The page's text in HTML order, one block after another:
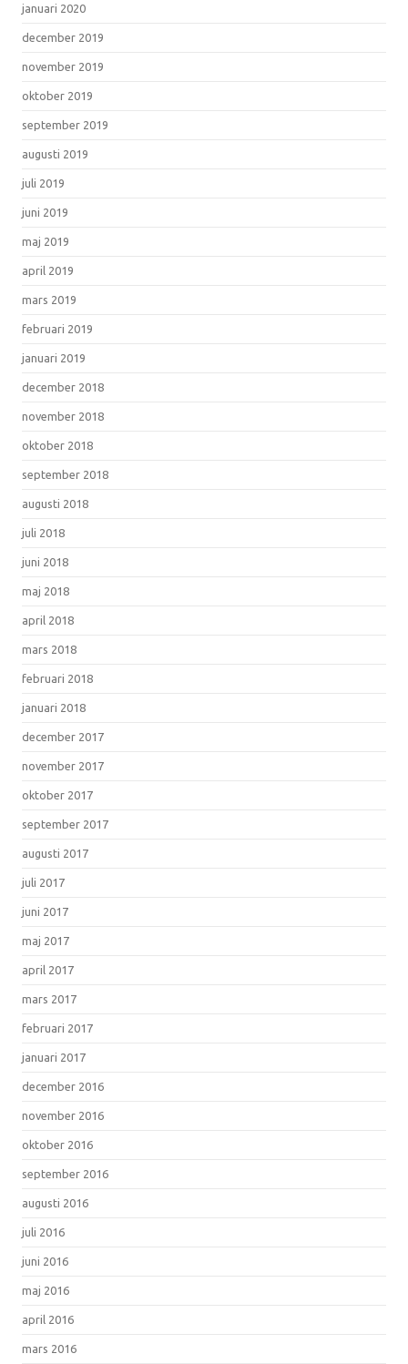
januari 2020
december 2019
november 2019
oktober 2019
september 2019
augusti 2019
juli 2019
juni 2019
maj 2019
april 2019
mars 2019
februari 2019
januari 2019
december 2018
november 2018
oktober 2018
september 2018
augusti 2018
juli 2018
juni 2018
maj 2018
april 2018
mars 2018
februari 2018
januari 2018
december 2017
november 2017
oktober 2017
september 2017
augusti 2017
juli 2017
juni 2017
maj 2017
april 2017
mars 2017
februari 2017
januari 2017
december 2016
november 2016
oktober 2016
september 2016
augusti 2016
juli 2016
juni 2016
maj 2016
april 2016
mars 2016